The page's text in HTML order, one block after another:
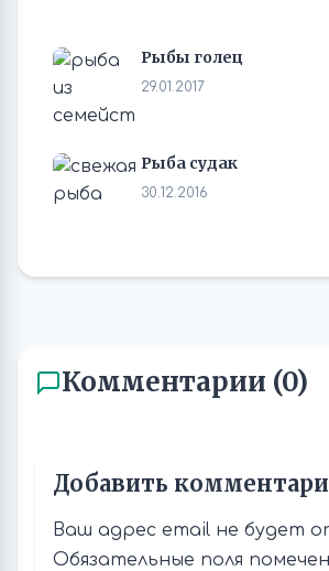
Рыбы голец
29.01.2017
Рыба судак
30.12.2016
Комментарии (0)
Добавить
Ваш адрес email не будет
Обязательные поля